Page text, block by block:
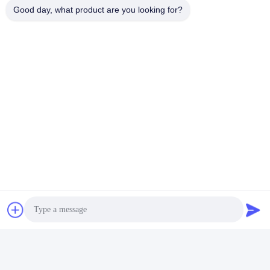
Veuillez nous envoyer
Good day, what product are you looking for?